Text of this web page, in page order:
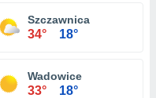
Szczawnica
34° 18°
Wadowice
33° 18°